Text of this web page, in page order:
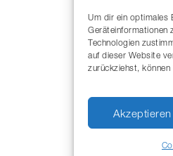
Um dir ein optimales
Geräteinformationen
Technologien
auf dieser Website
zurückziehst,
Akzeptieren